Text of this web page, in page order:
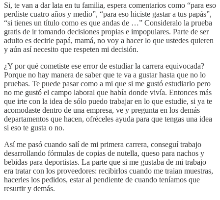
Si, te van a dar lata en tu familia, espera comentarios como “para eso
perdiste cuatro años y medio”, “para eso hiciste gastar a tus papás”,
“si tienes un título como es que andas de …” Consideralo la prueba
gratis de ir tomando decisiones propias e impopulares. Parte de ser
adulto es decirle papá, mamá, no voy a hacer lo que ustedes quieren
y aún así necesito que respeten mi decisión.
¿Y por qué cometiste ese error de estudiar la carrera equivocada?
Porque no hay manera de saber que te va a gustar hasta que no lo
pruebas. Te puede pasar como a mi que si me gustó estudiarlo pero
no me gustó el campo laboral que había donde vivía. Entonces más
que irte con la idea de sólo puedo trabajar en lo que estudie, si ya te
acomodaste dentro de una empresa, ve y pregunta en los demás
departamentos que hacen, ofréceles ayuda para que tengas una idea
si eso te gusta o no.
Así me pasó cuando salí de mi primera carrera, conseguí trabajo
desarrollando fórmulas de copias de nutella, queso para nachos y
bebidas para deportistas. La parte que si me gustaba de mi trabajo
era tratar con los proveedores: recibirlos cuando me traian muestras,
hacerles los pedidos, estar al pendiente de cuando teníamos que
resurtir y demás.